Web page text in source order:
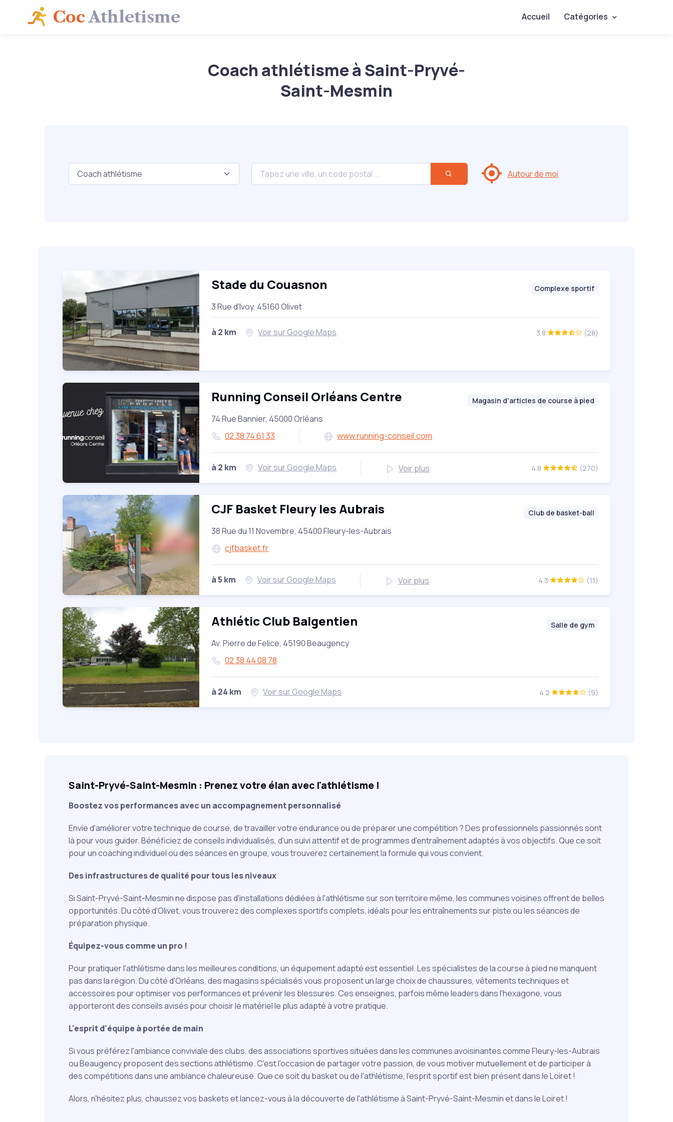
CocAthletisme Accueil Catégories
Coach athlétisme à Saint-Pryvé-
Saint-Mesmin
Autour de moi
Stade du Couasnon Complexe sportif
3 Rue d'Ivoy, 45160 Olivet
à 2 km Voir sur Google Maps 3.8 (28)
Running Conseil Orléans Centre Magasin d'articles de course à pied
74 Rue Bannier, 45000 Orléans
02 38 74 61 33
www.running-conseil.com
à 2 km Voir sur Google Maps Voir plus 4.8 (270)
CJF Basket Fleury les Aubrais Club de basket-ball
38 Rue du 11 Novembre, 45400 Fleury-les-Aubrais
cjfbasket.fr
à 5 km Voir sur Google Maps Voir plus 4.3 (11)
Athlétic Club Balgentien Salle de gym
Av. Pierre de Felice, 45190 Beaugency
02 38 44 08 78
à 24 km Voir sur Google Maps 4.2 (9)
Saint-Pryvé-Saint-Mesmin : Prenez votre élan avec l'athlétisme !
Boostez vos performances avec un accompagnement personnalisé
Envie d'améliorer votre technique de course, de travailler votre endurance ou de préparer une compétition ? Des professionnels passionnés sont
là pour vous guider. Bénéficiez de conseils individualisés, d'un suivi attentif et de programmes d'entraînement adaptés à vos objectifs. Que ce soit
pour un coaching individuel ou des séances en groupe, vous trouverez certainement la formule qui vous convient.
Des infrastructures de qualité pour tous les niveaux
Si Saint-Pryvé-Saint-Mesmin ne dispose pas d'installations dédiées à l'athlétisme sur son territoire même, les communes voisines offrent de belles
opportunités. Du côté d'Olivet, vous trouverez des complexes sportifs complets, idéals pour les entraînements sur piste ou les séances de
préparation physique.
Équipez-vous comme un pro !
Pour pratiquer l'athlétisme dans les meilleures conditions, un équipement adapté est essentiel. Les spécialistes de la course à pied ne manquent
pas dans la région. Du côté d'Orléans, des magasins spécialisés vous proposent un large choix de chaussures, vêtements techniques et
accessoires pour optimiser vos performances et prévenir les blessures. Ces enseignes, parfois même leaders dans l'hexagone, vous
apporteront des conseils avisés pour choisir le matériel le plus adapté à votre pratique.
L'esprit d'équipe à portée de main
Si vous préférez l'ambiance conviviale des clubs, des associations sportives situées dans les communes avoisinantes comme Fleury-les-Aubrais
ou Beaugency proposent des sections athlétisme. C'est l'occasion de partager votre passion, de vous motiver mutuellement et de participer à
des compétitions dans une ambiance chaleureuse. Que ce soit du basket ou de l'athlétisme, l'esprit sportif est bien présent dans le Loiret !
Alors, n'hésitez plus, chaussez vos baskets et lancez-vous à la découverte de l'athlétisme à Saint-Pryvé-Saint-Mesmin et dans le Loiret !